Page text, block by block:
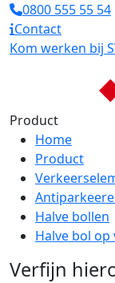
0800 555 55 54
Contact
Kom werken bij
Product
Home
Product
Halve bollen
Halve bol op
Verfijn